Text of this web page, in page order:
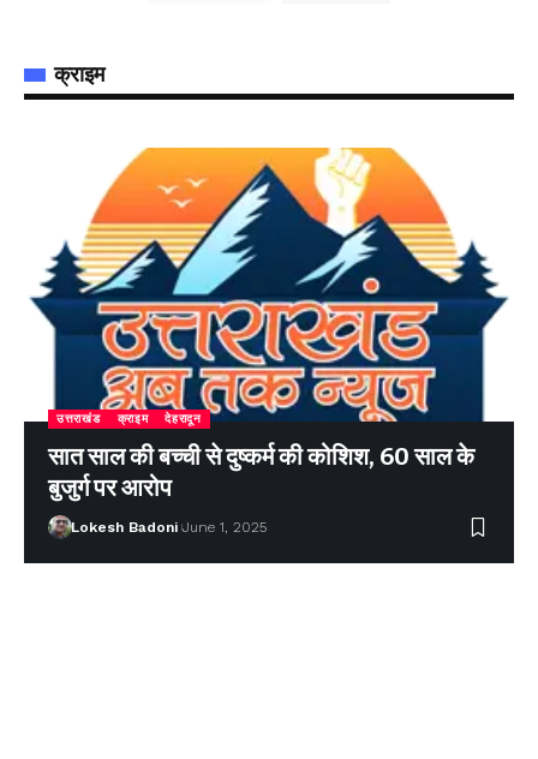
क्राइम
उत्तराखंड क्राइम देहरादून
सात साल की बच्ची से दुष्कर्म की कोशिश, 60 साल के
बुजुर्ग पर आरोप
Lokesh Badoni June 1, 2025